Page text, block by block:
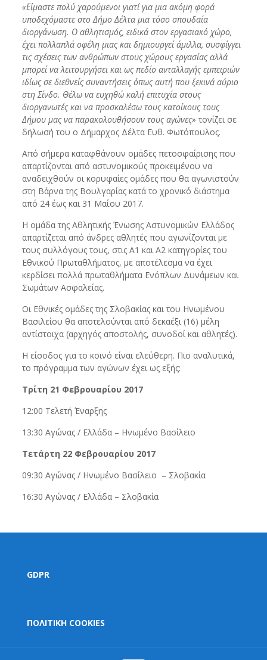
«Είμαστε πολύ χαρούμενοι γιατί για μια ακόμη φορά
υποδεχόμαστε στο Δήμο Δέλτα μια τόσο σπουδαία
διοργάνωση. Ο αθλητισμός, ειδικά στον εργασιακό χώρο,
έχει πολλαπλά οφέλη μιας και δημιουργεί άμιλλα, συσφίγγει
τις σχέσεις των ανθρώπων στους χώρους εργασίας αλλά
μπορεί να λειτουργήσει και ως πεδίο ανταλλαγής εμπειριών
ιδίως σε διεθνείς συναντήσεις όπως αυτή που ξεκινά αύριο
στη Σίνδο. Θέλω να ευχηθώ καλή επιτυχία στους
διοργανωτές και να προσκαλέσω τους κατοίκους τους
Δήμου μας να παρακολουθήσουν τους αγώνες» τονίζει σε
δήλωσή του ο Δήμαρχος Δέλτα Ευθ. Φωτόπουλος.
Από σήμερα καταφθάνουν ομάδες πετοσφαίρισης που
απαρτίζονται από αστυνομικούς προκειμένου να
αναδειχθούν οι κορυφαίες ομάδες που θα αγωνιστούν
στη Βάρνα της Βουλγαρίας κατά το χρονικό διάστημα
από 24 έως και 31 Μαΐου 2017.
Η ομάδα της Αθλητικής Ένωσης Αστυνομικών Ελλάδος
απαρτίζεται από άνδρες αθλητές που αγωνίζονται με
τους συλλόγους τους, στις Α1 και Α2 κατηγορίες του
Εθνικού Πρωταθλήματος, με αποτέλεσμα να έχει
κερδίσει πολλά πρωταθλήματα Ενόπλων Δυνάμεων και
Σωμάτων Ασφαλείας.
Οι Εθνικές ομάδες της Σλοβακίας και του Ηνωμένου
Βασιλείου θα αποτελούνται από δεκαέξι (16) μέλη
αντίστοιχα (αρχηγός αποστολής, συνοδοί και αθλητές).
Η είσοδος για το κοινό είναι ελεύθερη. Πιο αναλυτικά,
το πρόγραμμα των αγώνων έχει ως εξής:
Τρίτη 21 Φεβρουαρίου 2017
12:00 Τελετή Έναρξης
13:30 Αγώνας / Ελλάδα – Ηνωμένο Βασίλειο
Τετάρτη 22 Φεβρουαρίου 2017
09:30 Αγώνας / Ηνωμένο Βασίλειο – Σλοβακία
16:30 Αγώνας / Ελλάδα – Σλοβακία
GDPR
ΠΟΛΙΤΙΚΗ COOKIES